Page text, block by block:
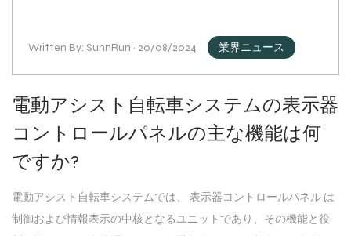
Written By: SunnRun · 20/08/2024 業界ニュース
電動アシスト自転車システムの表示器
コントロールパネルの主な機能は何
ですか?
電動アシスト自転車システムでは、 表示器コントロールパネル は
制御および情報表示の中核となるユニットであり、その機能と役